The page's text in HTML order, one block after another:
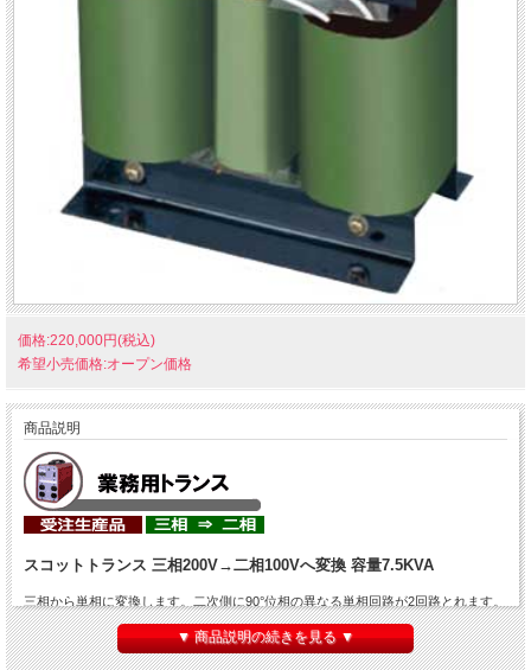
価格:220,000円(税込)
希望小売価格:オープン価格
商品説明
スコットトランス 三相200V→二相100Vへ変換 容量7.5KVA
三相から単相に変換します。二次側に90°位相の異なる単相回路が2回路とれます。
主な用途として、新エネルギー（太陽光など）で作られた三相200Vを商用の単相
100Vに変換したり、非常用電源として発電機の三相200Vから商用の単相100Vに変
換するのに用いられることが多いです。
▼ 商品説明の続きを見る ▼